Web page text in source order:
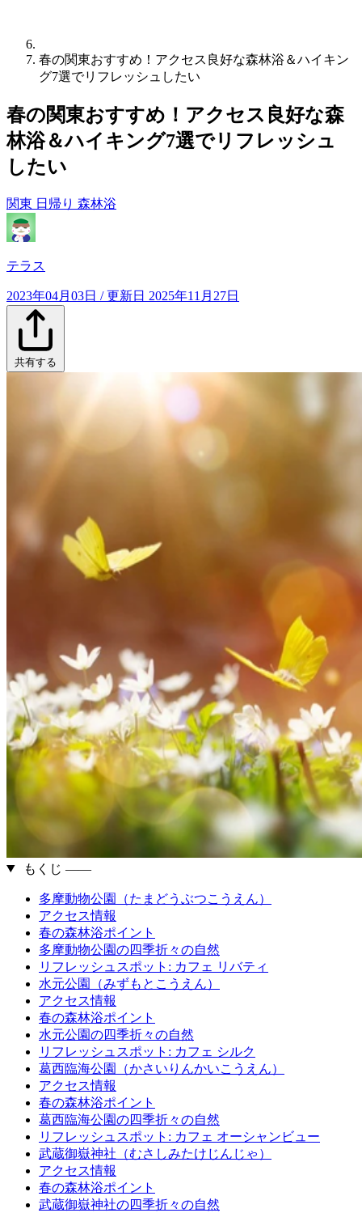
春の関東おすすめ！アクセス良好な森林浴＆ハイキン
グ7選でリフレッシュしたい
春の関東おすすめ！アクセス良好な森
林浴＆ハイキング7選でリフレッシュ
したい
関東 日帰り 森林浴
テラス
2023年04月03日 / 更新日 2025年11月27日
共有する
もくじ ――
多摩動物公園（たまどうぶつこうえん）
アクセス情報
春の森林浴ポイント
多摩動物公園の四季折々の自然
リフレッシュスポット: カフェ リバティ
水元公園（みずもとこうえん）
アクセス情報
春の森林浴ポイント
水元公園の四季折々の自然
リフレッシュスポット: カフェ シルク
葛西臨海公園（かさいりんかいこうえん）
アクセス情報
春の森林浴ポイント
葛西臨海公園の四季折々の自然
リフレッシュスポット: カフェ オーシャンビュー
武蔵御嶽神社（むさしみたけじんじゃ）
アクセス情報
春の森林浴ポイント
武蔵御嶽神社の四季折々の自然